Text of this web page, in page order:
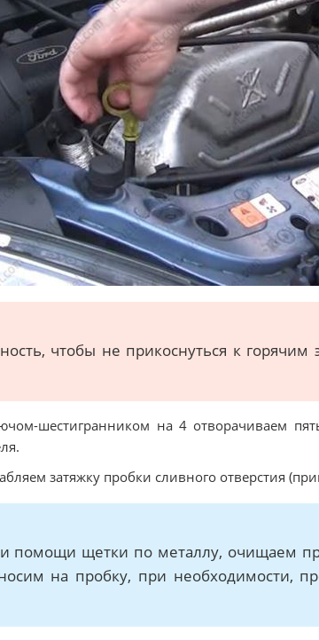
чтобы не прикоснуться к
шестигранником на 4 отворачиваем
затяжку пробки сливного отверстия
помощи щетки по металлу, очищаем
на пробку, при необходимости,